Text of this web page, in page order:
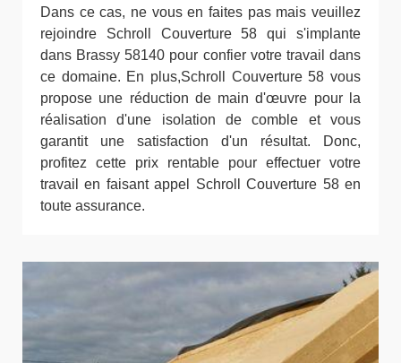
Dans ce cas, ne vous en faites pas mais veuillez
rejoindre Schroll Couverture 58 qui s'implante
dans Brassy 58140 pour confier votre travail dans
ce domaine. En plus,Schroll Couverture 58 vous
propose une réduction de main d'œuvre pour la
réalisation d'une isolation de comble et vous
garantit une satisfaction d'un résultat. Donc,
profitez cette prix rentable pour effectuer votre
travail en faisant appel Schroll Couverture 58 en
toute assurance.